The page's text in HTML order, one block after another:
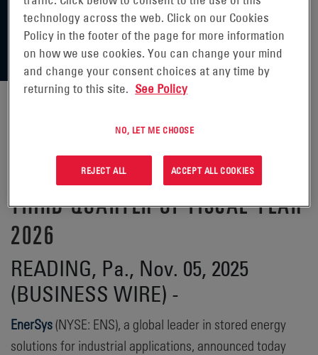
ENERSYS ANNOUNCES DIVIDEND
OF $0.2625 PER SHARE FOR THE
THIRD QUARTER OF FISCAL YEAR
2026
READING, Pa., Nov. 05, 2025
(BUSINESS WIRE) -
EnerSys(NYSE: ENS), a global leader in stored energy
solutions for industrial applications, announced today
technology across the web. Click on our Cookies
Policy in the footer of the page for more information
on how we use cookies. You can change your mind
and change your consent choices at any time by
returning to this site. See Policy
NO, LET ME CHOOSE
REJECT ALL ACCEPT ALL COOKIES